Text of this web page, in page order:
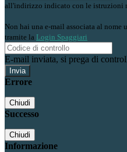
all'indirizzo indicato con le istruzioni
Non hai una e-mail associata al nome
tramite la Login Spaggiari
E-mail inviata, si prega di
Errore
Chiudi
Successo
Chiudi
Informazione